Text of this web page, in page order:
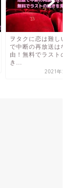
「私」が「わたし」
われる～映画『アス
謎に迫る～